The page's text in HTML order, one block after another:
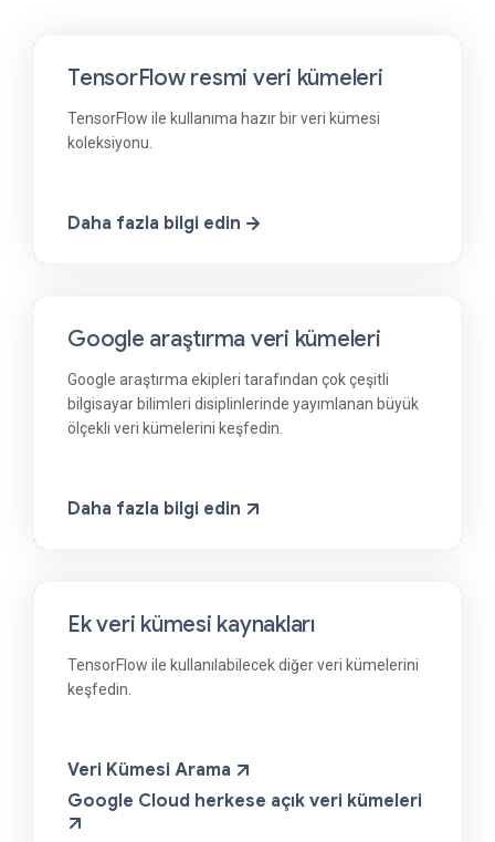
TensorFlow resmi veri kümeleri
TensorFlow ile kullanıma hazır bir veri kümesi
koleksiyonu.
Daha fazla bilgi edin
Google araştırma veri kümeleri
Google araştırma ekipleri tarafından çok çeşitli
bilgisayar bilimleri disiplinlerinde yayımlanan büyük
ölçekli veri kümelerini keşfedin.
Daha fazla bilgi edin
Ek veri kümesi kaynakları
TensorFlow ile kullanılabilecek diğer veri kümelerini
keşfedin.
Veri Kümesi Arama
Google Cloud herkese açık veri kümeleri